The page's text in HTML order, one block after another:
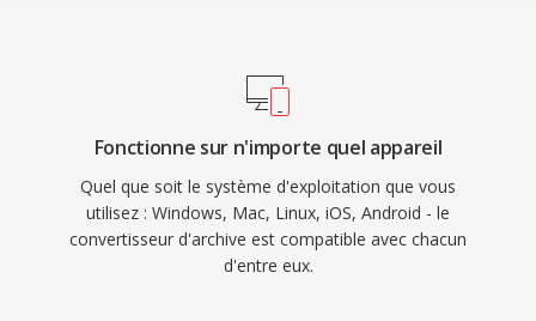
Fonctionne sur n'importe quel appareil
Quel que soit le système d'exploitation que vous
utilisez : Windows, Mac, Linux, iOS, Android - le
convertisseur d'archive est compatible avec chacun
d'entre eux.